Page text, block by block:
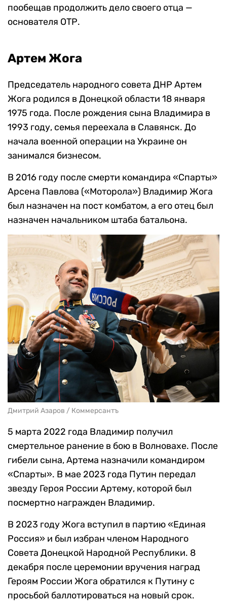
пообещав продолжить дело своего отца —
основателя ОТР.
Артем Жога
Председатель народного совета ДНР Артем
Жога родился в Донецкой области 18 января
1975 года. После рождения сына Владимира в
1993 году, семья переехала в Славянск. До
начала военной операции на Украине он
занимался бизнесом.
В 2016 году после смерти командира «Спарты»
Арсена Павлова («Моторола») Владимир Жога
был назначен на пост комбатом, а его отец был
назначен начальником штаба батальона.
Дмитрий Азаров / Коммерсантъ
5 марта 2022 года Владимир получил
смертельное ранение в бою в Волновахе. После
гибели сына, Артема назначили командиром
«Спарты». В мае 2023 года Путин передал
звезду Героя России Артему, которой был
посмертно награжден Владимир.
В 2023 году Жога вступил в партию «Единая
Россия» и был избран членом Народного
Совета Донецкой Народной Республики. 8
декабря после церемонии вручения наград
Героям России Жога обратился к Путину с
просьбой баллотироваться на новый срок.